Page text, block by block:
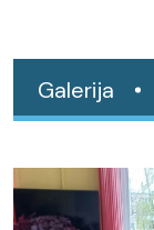
Galerija